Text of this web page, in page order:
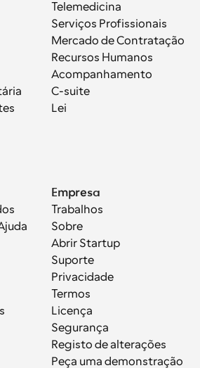
Telemedicina
Serviços Profissionais
Mercado de Contratação
Recursos Humanos
Acompanhamento
C-suite
Lei
Empresa
Trabalhos
Sobre
Abrir Startup
Suporte
Privacidade
Termos
Licença
Segurança
Registo de alterações
Peça uma demonstração